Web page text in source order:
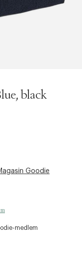
black
Goodie
medlem